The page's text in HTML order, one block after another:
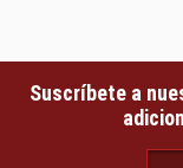
Suscríbete a